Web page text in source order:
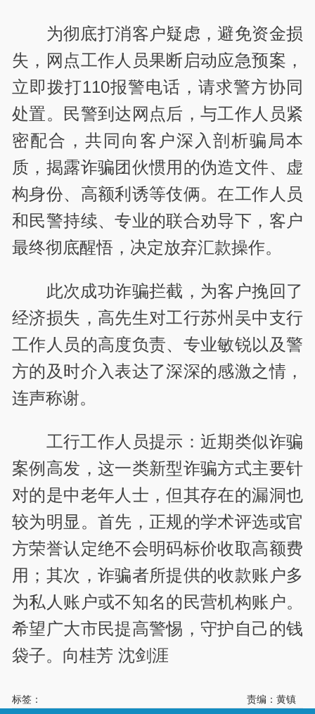
为彻底打消客户疑虑，避免资金损
失，网点工作人员果断启动应急预案，
立即拨打110报警电话，请求警方协同
处置。民警到达网点后，与工作人员紧
密配合，共同向客户深入剖析骗局本
质，揭露诈骗团伙惯用的伪造文件、虚
构身份、高额利诱等伎俩。在工作人员
和民警持续、专业的联合劝导下，客户
最终彻底醒悟，决定放弃汇款操作。
此次成功诈骗拦截，为客户挽回了
经济损失，高先生对工行苏州吴中支行
工作人员的高度负责、专业敏锐以及警
方的及时介入表达了深深的感激之情，
连声称谢。
工行工作人员提示：近期类似诈骗
案例高发，这一类新型诈骗方式主要针
对的是中老年人士，但其存在的漏洞也
较为明显。首先，正规的学术评选或官
方荣誉认定绝不会明码标价收取高额费
用；其次，诈骗者所提供的收款账户多
为私人账户或不知名的民营机构账户。
希望广大市民提高警惕，守护自己的钱
袋子。 向桂芳 沈剑涯
标签： 责编：黄镇